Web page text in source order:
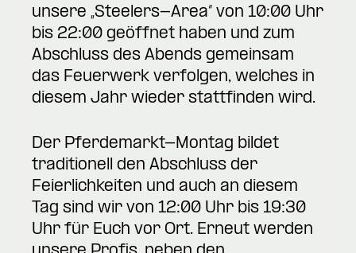
unsere „Steelers-Area“ von 10:00 Uhr
bis 22:00 geöffnet haben und zum
Abschluss des Abends gemeinsam
das Feuerwerk verfolgen, welches in
diesem Jahr wieder stattfinden wird.
Der Pferdemarkt-Montag bildet
traditionell den Abschluss der
Feierlichkeiten und auch an diesem
Tag sind wir von 12:00 Uhr bis 19:30
Uhr für Euch vor Ort. Erneut werden